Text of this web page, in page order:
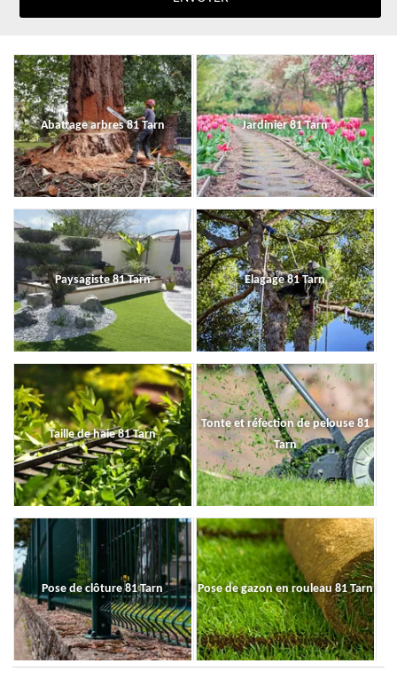
Abattage arbres 81 Tarn Jardinier 81 Tarn
Paysagiste 81 Tarn Elagage 81 Tarn
Taille de haie 81 Tarn
Tonte et réfection de pelouse 81
Tarn
Pose de clôture 81 Tarn Pose de gazon en rouleau 81 Tarn